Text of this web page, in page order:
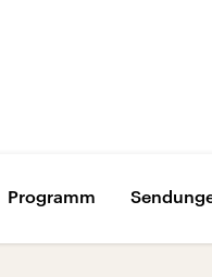
Programm